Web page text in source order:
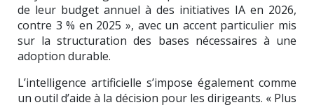
de leur budget annuel à des initiatives IA en 2026,
contre 3 % en 2025 », avec un accent particulier mis
sur la structuration des bases nécessaires à une
adoption durable.
L’intelligence artificielle s’impose également comme
un outil d’aide à la décision pour les dirigeants. « Plus